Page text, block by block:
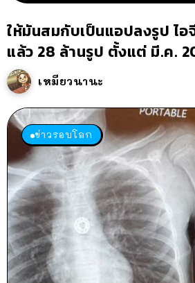
ให้มันสมกับเป็นแอปลงรูป ไอ
แล้ว 28 ล้านรูป ตั้งแต่ มี.ค.
เหมียวนานะ
ข่าวรอบโลก